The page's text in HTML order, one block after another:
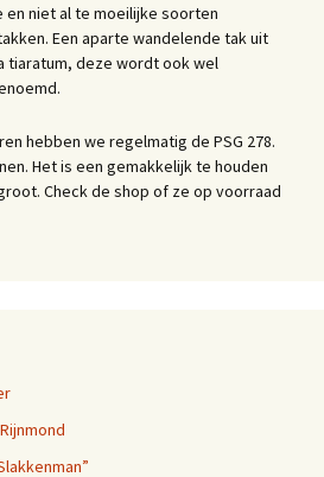
en niet al te moeilijke soorten
Een aparte wandelende tak uit
tiaratum, deze wordt ook wel
hebben we regelmatig de PSG 278.
Het is een gemakkelijk te houden
Check de shop of ze op voorraad